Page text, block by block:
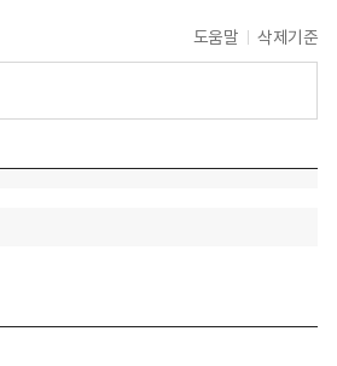
도움말 삭제기준